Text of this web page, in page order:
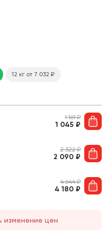
12 кг от 7 032 ₽
1 161₽
1 045 ₽
2 322₽
2 090 ₽
4 644₽
4 180 ₽
изменение цен